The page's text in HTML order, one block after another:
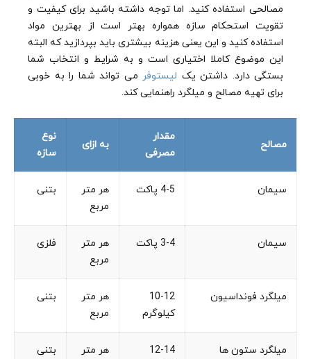
مصالحی استفاده کنید. اما توجه داشته باشید برای کیفیت و
تقویت استحکام سازه همواره بهتر است از بهترین مواد
استفاده کنید و این یعنی هزینه بیشتری باید بپردازید که البته
این موضوع کاملا اختیاری است و به شرایط و انتخاب شما
بستگی دارد. داشتن یک لیستوفر می تواند شما را به خوبی
برای تهیه مصالح و میلگرد راهنمایی کند.
مصالح
مقدار
مصرفی
به ازای
نوع
سازه
سیمان 4-5 پاکت
هر متر
مربع
بتنی
سیمان 3-4 پاکت
هر متر
مربع
فلزی
میلگرد فونداسیون
10-12
کیلوگرم
هر متر
مربع
بتنی
میلگرد ستون ها
12-14
هر متر
بتنی